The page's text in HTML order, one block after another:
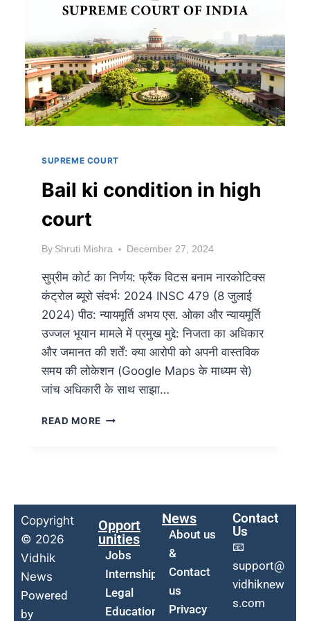
SUPREME COURT
Bail ki condition in high
court
By Shruti Mishra December 27, 2024
सुप्रीम कोर्ट का निर्णय: फ्रैंक विटस बनाम नारकोटिक्स
कंट्रोल ब्यूरो संदर्भ: 2024 INSC 479 (8 जुलाई
2024) पीठ: न्यायमूर्ति अभय एस. ओका और न्यायमूर्ति
उज्जल भूयान मामले में प्रमुख मुद्दे: निजता का अधिकार
और जमानत की शर्तें: क्या आरोपी को अपनी वास्तविक
समय की लोकेशन (Google Maps के माध्यम से)
जांच अधिकारी के साथ साझा…
READ MORE
Copyright
© 2026
Vidhik
News
Powered
by
Opport
unities
Jobs
Internship
Legal
Education
News
About us
&
Contact
us
Privacy
Contact
Us
📧
support@
vidhiknew
s.com